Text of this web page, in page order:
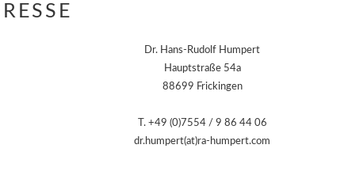
Dr. Hans-Rudolf Humpert
Hauptstraße 54a
88699 Frickingen
T. +49 (0)7554 / 9 86 44 06
dr.humpert(at)ra-humpert.com